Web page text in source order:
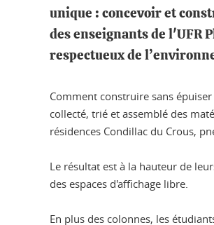
unique : concevoir et
des enseignants de l'UFR
respectueux de
Comment construire sans
collecté, trié et assemblé des
résidences Condillac du Crous,
Le résultat est à la hauteur de
des espaces d'affichage libre.
En plus des colonnes, les